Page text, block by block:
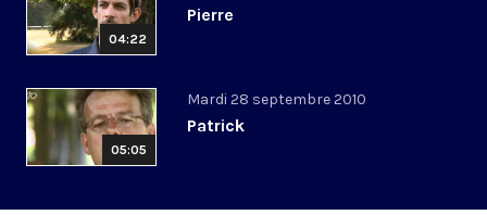
04:22
Pierre
05:05
Mardi 28 septembre 2010
Patrick